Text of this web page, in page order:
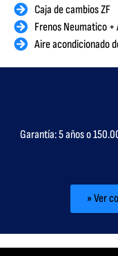
Caja de cambios ZF
Frenos Neumatico +
Aire acondicionado
Garantía: 5 años o
» Ver